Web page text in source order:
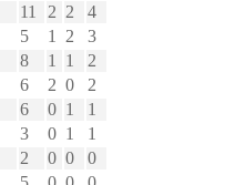
11 2 2
4
5 1 2
3
8 1 1
2
6 2 0
2
6 0 1
1
3 0 1
1
2 0 0
0